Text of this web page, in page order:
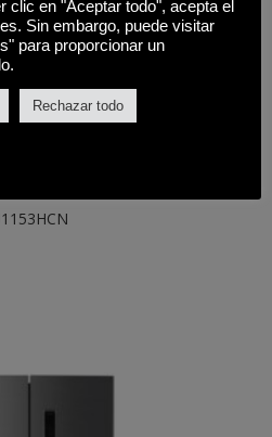
clic en "Aceptar todo", acepta el
Sin embargo, puede visitar
para proporcionar un
Rechazar todo